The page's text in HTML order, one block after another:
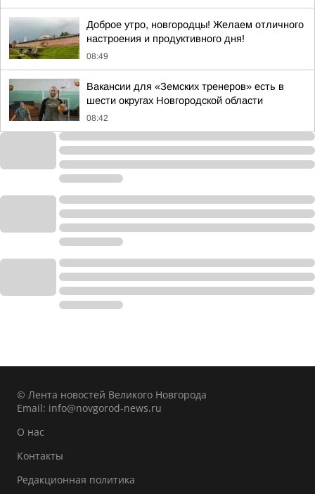
Доброе утро, новгородцы! Желаем отличного
настроения и продуктивного дня!
08:49
Вакансии для «Земских тренеров» есть в
шести округах Новгородской области
08:42
© Лента новостей Великого Новгорода
Email: info@novgorod-news.ru
О нас
Контакты
Редакционная политика